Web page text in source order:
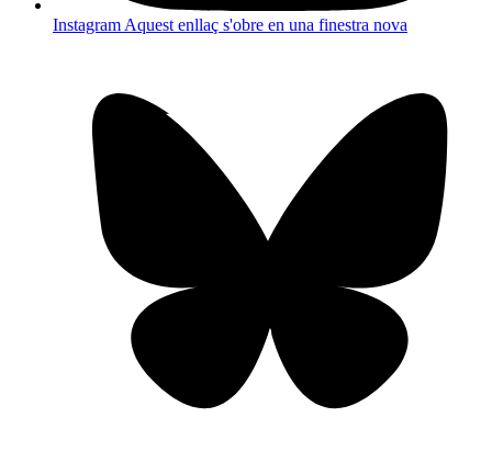
InstagramAquest enllaç s'obre en una finestra nova